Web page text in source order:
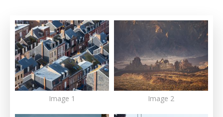
Image 1 Image 2